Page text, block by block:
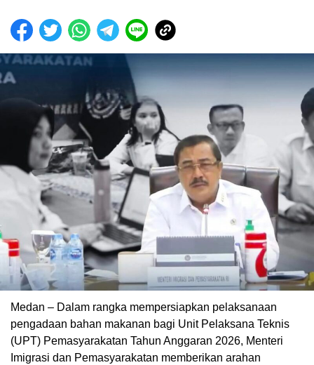
Medan – Dalam rangka mempersiapkan pelaksanaan
pengadaan bahan makanan bagi Unit Pelaksana Teknis
(UPT) Pemasyarakatan Tahun Anggaran 2026, Menteri
Imigrasi dan Pemasyarakatan memberikan arahan